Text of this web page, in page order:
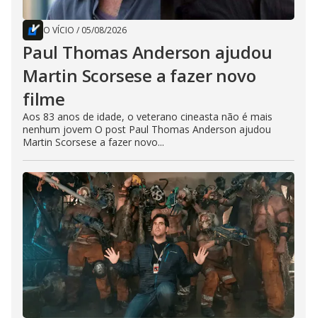
O VÍCIO / 05/08/2026
Paul Thomas Anderson ajudou
Martin Scorsese a fazer novo
filme
Aos 83 anos de idade, o veterano cineasta não é mais
nenhum jovem O post Paul Thomas Anderson ajudou
Martin Scorsese a fazer novo...